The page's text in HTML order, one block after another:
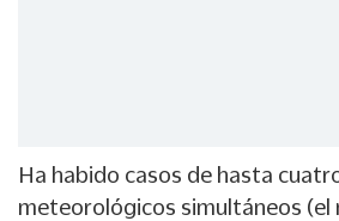
Ha habido casos de hasta
meteorológicos simultáneos (el